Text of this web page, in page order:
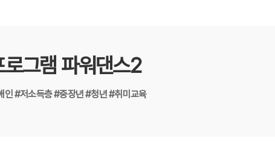
그램 파워댄스2
인#저소득층#중장년#청년#취미교육